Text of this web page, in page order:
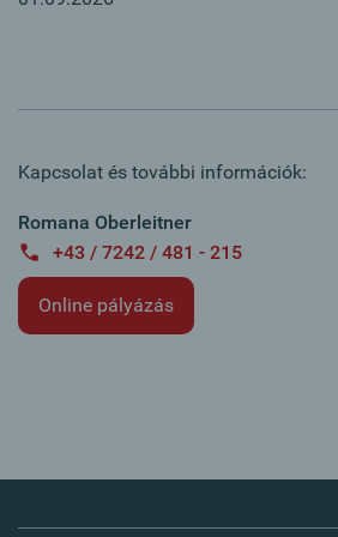
Kapcsolat és további információk:
Romana Oberleitner
+43 / 7242 / 481 - 215
Online pályázás